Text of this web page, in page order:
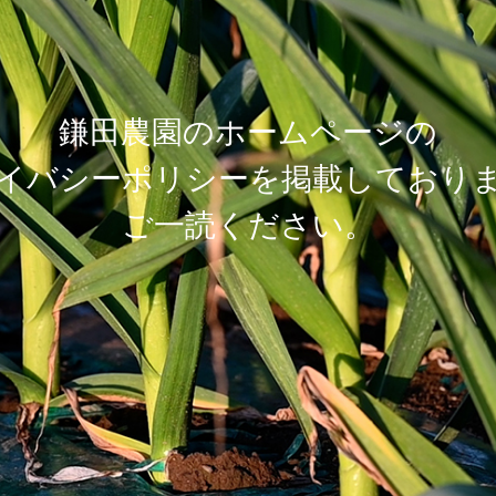
鎌田農園のホームページの
バシーポリシーを掲載しており
ご一読ください。